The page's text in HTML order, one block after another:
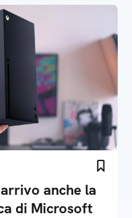
anche la
di Microsoft